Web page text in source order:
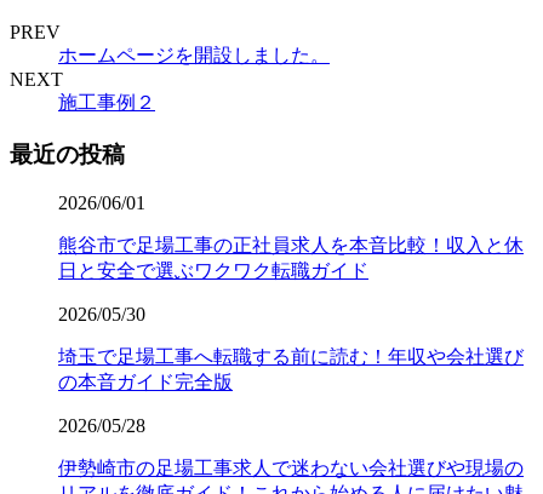
PREV
ホームページを開設しました。
NEXT
施工事例２
最近の投稿
2026/06/01
熊谷市で足場工事の正社員求人を本音比較！収入と休
日と安全で選ぶワクワク転職ガイド
2026/05/30
埼玉で足場工事へ転職する前に読む！年収や会社選び
の本音ガイド完全版
2026/05/28
伊勢崎市の足場工事求人で迷わない会社選びや現場の